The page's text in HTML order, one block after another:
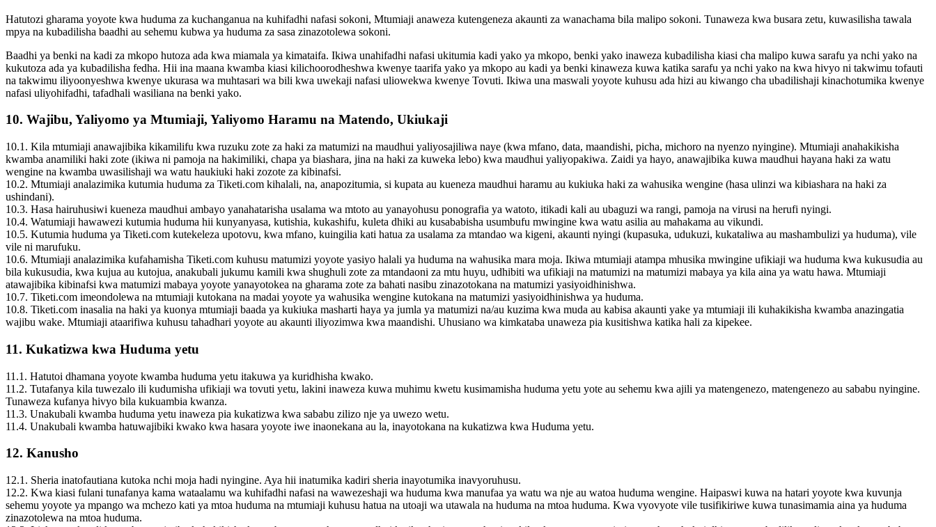
Hatutozi gharama yoyote kwa huduma za kuchanganua na kuhifadhi nafasi sokoni, Mtumiaji anaweza kutengeneza akaunti za wanachama bila malipo sokoni. Tunaweza kwa busara zetu, kuwasilisha tawala
mpya na kubadilisha baadhi au sehemu kubwa ya huduma za sasa zinazotolewa sokoni.
Baadhi ya benki na kadi za mkopo hutoza ada kwa miamala ya kimataifa. Ikiwa unahifadhi nafasi ukitumia kadi yako ya mkopo, benki yako inaweza kubadilisha kiasi cha malipo kuwa sarafu ya nchi yako na
kukutoza ada ya kubadilisha fedha. Hii ina maana kwamba kiasi kilichoorodheshwa kwenye taarifa yako ya mkopo au kadi ya benki kinaweza kuwa katika sarafu ya nchi yako na kwa hivyo ni takwimu tofauti
na takwimu iliyoonyeshwa kwenye ukurasa wa muhtasari wa bili kwa uwekaji nafasi uliowekwa kwenye Tovuti. Ikiwa una maswali yoyote kuhusu ada hizi au kiwango cha ubadilishaji kinachotumika kwenye
nafasi uliyohifadhi, tafadhali wasiliana na benki yako.
10. Wajibu, Yaliyomo ya Mtumiaji, Yaliyomo Haramu na Matendo, Ukiukaji
10.1. Kila mtumiaji anawajibika kikamilifu kwa ruzuku zote za haki za matumizi na maudhui yaliyosajiliwa naye (kwa mfano, data, maandishi, picha, michoro na nyenzo nyingine). Mtumiaji anahakikisha
kwamba anamiliki haki zote (ikiwa ni pamoja na hakimiliki, chapa ya biashara, jina na haki za kuweka lebo) kwa maudhui yaliyopakiwa. Zaidi ya hayo, anawajibika kuwa maudhui hayana haki za watu
wengine na kwamba uwasilishaji wa watu haukiuki haki zozote za kibinafsi.
10.2. Mtumiaji analazimika kutumia huduma za Tiketi.com kihalali, na, anapozitumia, si kupata au kueneza maudhui haramu au kukiuka haki za wahusika wengine (hasa ulinzi wa kibiashara na haki za
ushindani).
10.3. Hasa hairuhusiwi kueneza maudhui ambayo yanahatarisha usalama wa mtoto au yanayohusu ponografia ya watoto, itikadi kali au ubaguzi wa rangi, pamoja na virusi na herufi nyingi.
10.4. Watumiaji hawawezi kutumia huduma hii kunyanyasa, kutishia, kukashifu, kuleta dhiki au kusababisha usumbufu mwingine kwa watu asilia au mahakama au vikundi.
10.5. Kutumia huduma ya Tiketi.com kutekeleza upotovu, kwa mfano, kuingilia kati hatua za usalama za mtandao wa kigeni, akaunti nyingi (kupasuka, udukuzi, kukataliwa au mashambulizi ya huduma), vile
vile ni marufuku.
10.6. Mtumiaji analazimika kufahamisha Tiketi.com kuhusu matumizi yoyote yasiyo halali ya huduma na wahusika mara moja. Ikiwa mtumiaji atampa mhusika mwingine ufikiaji wa huduma kwa kukusudia au
bila kukusudia, kwa kujua au kutojua, anakubali jukumu kamili kwa shughuli zote za mtandaoni za mtu huyu, udhibiti wa ufikiaji na matumizi na matumizi mabaya ya kila aina ya watu hawa. Mtumiaji
atawajibika kibinafsi kwa matumizi mabaya yoyote yanayotokea na gharama zote za bahati nasibu zinazotokana na matumizi yasiyoidhinishwa.
10.7. Tiketi.com imeondolewa na mtumiaji kutokana na madai yoyote ya wahusika wengine kutokana na matumizi yasiyoidhinishwa ya huduma.
10.8. Tiketi.com inasalia na haki ya kuonya mtumiaji baada ya kukiuka masharti haya ya jumla ya matumizi na/au kuzima kwa muda au kabisa akaunti yake ya mtumiaji ili kuhakikisha kwamba anazingatia
wajibu wake. Mtumiaji ataarifiwa kuhusu tahadhari yoyote au akaunti iliyozimwa kwa maandishi. Uhusiano wa kimkataba unaweza pia kusitishwa katika hali za kipekee.
11. Kukatizwa kwa Huduma yetu
11.1. Hatutoi dhamana yoyote kwamba huduma yetu itakuwa ya kuridhisha kwako.
11.2. Tutafanya kila tuwezalo ili kudumisha ufikiaji wa tovuti yetu, lakini inaweza kuwa muhimu kwetu kusimamisha huduma yetu yote au sehemu kwa ajili ya matengenezo, matengenezo au sababu nyingine.
Tunaweza kufanya hivyo bila kukuambia kwanza.
11.3. Unakubali kwamba huduma yetu inaweza pia kukatizwa kwa sababu zilizo nje ya uwezo wetu.
11.4. Unakubali kwamba hatuwajibiki kwako kwa hasara yoyote iwe inaonekana au la, inayotokana na kukatizwa kwa Huduma yetu.
12. Kanusho
12.1. Sheria inatofautiana kutoka nchi moja hadi nyingine. Aya hii inatumika kadiri sheria inayotumika inavyoruhusu.
12.2. Kwa kiasi fulani tunafanya kama wataalamu wa kuhifadhi nafasi na wawezeshaji wa huduma kwa manufaa ya watu wa nje au watoa huduma wengine. Haipaswi kuwa na hatari yoyote kwa kuvunja
sehemu yoyote ya mpango wa mchezo kati ya mtoa huduma na mtumiaji kuhusu hatua na utoaji wa utawala na huduma na mtoa huduma. Kwa vyovyote vile tusifikiriwe kuwa tunasimamia aina ya huduma
zinazotolewa na mtoa huduma.